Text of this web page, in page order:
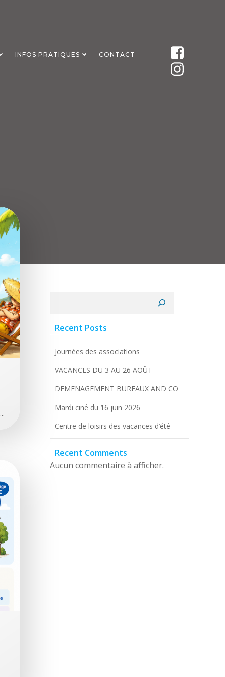
INFOS PRATIQUES CONTACT
Recent Posts
Journées des associations
VACANCES DU 3 AU 26 AOÛT
DEMENAGEMENT BUREAUX AND CO
Mardi ciné du 16 juin 2026
Centre de loisirs des vacances d’été
Recent Comments
Aucun commentaire à afficher.